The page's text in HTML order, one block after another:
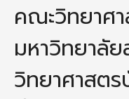
- ปรัชญาการจัดการศึกษา
- ปรัชญา วิสัยทัศน์ พันธกิ
คณะวิทยาศา
มหาวิทยาลั
วิทยาศาสต